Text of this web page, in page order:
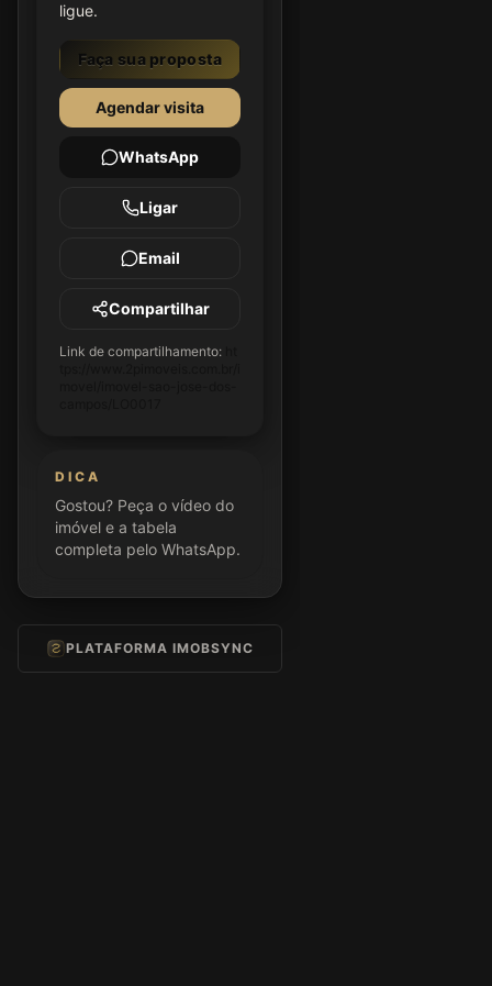
ligue.
Faça sua proposta
Agendar visita
WhatsApp
Ligar
Email
Compartilhar
Link de compartilhamento:
DICA
Gostou? Peça o vídeo do
imóvel e a tabela
completa pelo WhatsApp.
PLATAFORMA IMOBSYNC